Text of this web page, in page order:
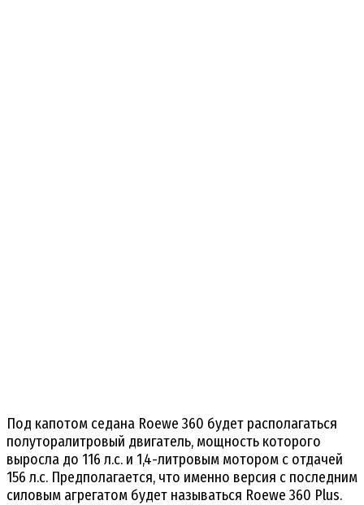
Под капотом седана Roewe 360 будет располагаться
полуторалитровый двигатель, мощность которого
выросла до 116 л.с. и 1,4-литровым мотором с отдачей
156 л.с. Предполагается, что именно версия с последним
силовым агрегатом будет называться Roewe 360 Plus.